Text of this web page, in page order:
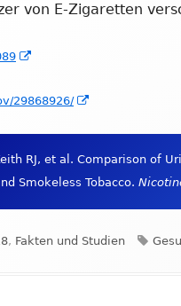
von E-Zigaretten
Fenster
29868926/
öffnen
RJ, et al. Comparison of
Smokeless Tobacco.
, Fakten und Studien